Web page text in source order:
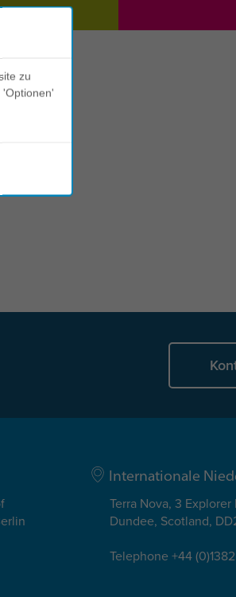
Internationale
Terra Nova, 3 Explorer
Dundee, Scotland,
Telephone +44
zu